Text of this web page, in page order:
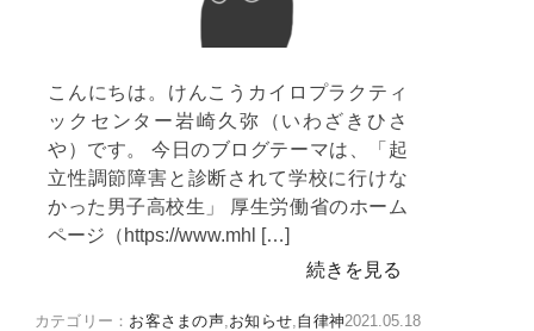
こんにちは。けんこうカイロプラクティ
ックセンター岩崎久弥（いわざきひさ
や）です。 今日のブログテーマは、「起
立性調節障害と診断されて学校に行けな
かった男子高校生」 厚生労働省のホーム
ページ（https://www.mhl […]
続きを見る
2021.05.18
カテゴリー： お客さまの声,お知らせ,自律神